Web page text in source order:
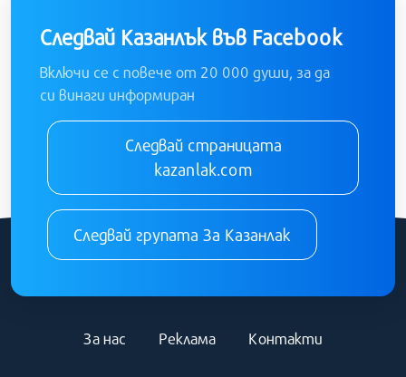
Следвай Казанлък във Facebook
Включи се с повече от 20 000 души, за да
си винаги информиран
Следвай страницата
kazanlak.com
Следвай групата За Казанлак
За нас Реклама Контакти